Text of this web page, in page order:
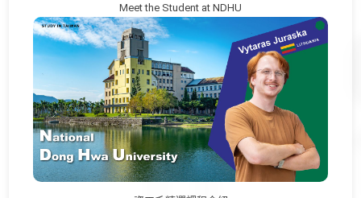
Meet the Student at NDHU